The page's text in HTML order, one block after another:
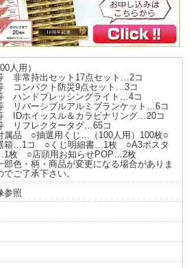
人用）
非常持出セット17点セット…2コ
コンパクト防災9点セット…3コ
ハンドプレッシングライト…4コ
リバーシブルアルミブランケット…6コ
IDホイッスル＆カラビナリング…20コ
リフレクタータグ…65コ
品 ○抽選用くじ…（100人用）100枚○
箱…1コ ○くじ明細書…1枚 ○A3ポスタ
枚 ○店頭用お知らせPOP…2枚
色・柄・商品が変更になる場合がありま
でご了承下さい。
参照